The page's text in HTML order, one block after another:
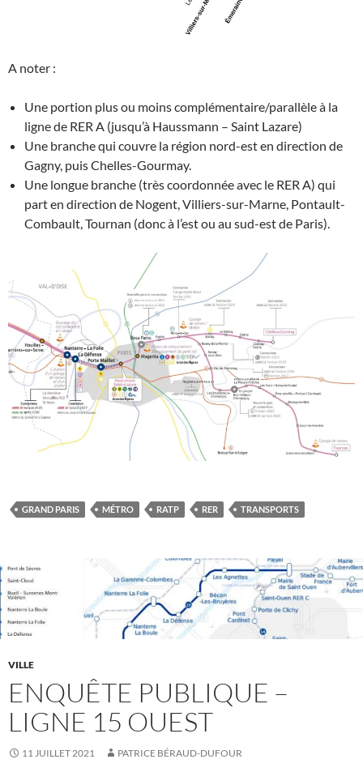
A noter :
Une portion plus ou moins complémentaire/parallèle à la
ligne de RER A (jusqu’à Haussmann – Saint Lazare)
Une branche qui couvre la région nord-est en direction de
Gagny, puis Chelles-Gourmay.
Une longue branche (très coordonnée avec le RER A) qui
part en direction de Nogent, Villiers-sur-Marne, Pontault-
Combault, Tournan (donc à l’est ou au sud-est de Paris).
GRAND PARIS MÉTRO RATP RER TRANSPORTS
VILLE
ENQUÊTE PUBLIQUE –
LIGNE 15 OUEST
11 JUILLET 2021 PATRICE BÉRAUD-DUFOUR